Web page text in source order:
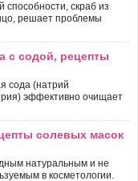
скраб из
решает проблемы
с содой, рецепты
сода (натрий
эффективно очищает
солевых масок
натуральным и не
в косметологии.